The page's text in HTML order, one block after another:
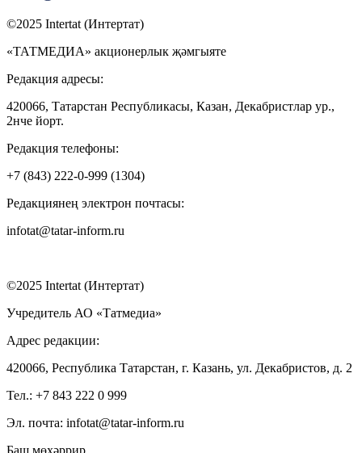
©2025 Intertat (Интертат)
«ТАТМЕДИА» акционерлык җәмгыяте
Редакция адресы:
420066, Татарстан Республикасы, Казан, Декабристлар ур.,
2нче йорт.
Редакция телефоны:
+7 (843) 222-0-999 (1304)
Редакциянең электрон почтасы:
infotat@tatar-inform.ru
©2025 Intertat (Интертат)
Учредитель АО «Татмедиа»
Адрес редакции:
420066, Республика Татарстан, г. Казань, ул. Декабристов, д. 2
Тел.: +7 843 222 0 999
Эл. почта: infotat@tatar-inform.ru
Баш мөхәррир